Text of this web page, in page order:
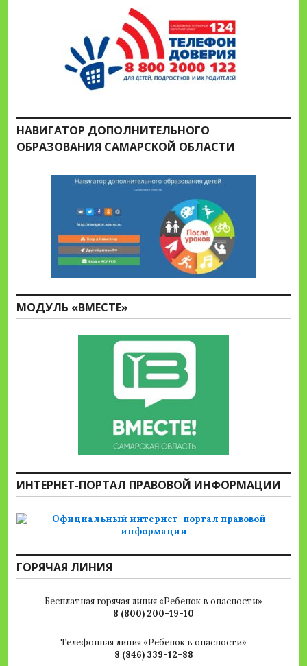
НАВИГАТОР ДОПОЛНИТЕЛЬНОГО
ОБРАЗОВАНИЯ САМАРСКОЙ ОБЛАСТИ
МОДУЛЬ «ВМЕСТЕ»
ИНТЕРНЕТ-ПОРТАЛ ПРАВОВОЙ ИНФОРМАЦИИ
ГОРЯЧАЯ ЛИНИЯ
Бесплатная горячая линия «Ребенок в опасности»
8 (800) 200-19-10
Телефонная линия «Ребенок в опасности»
8 (846) 339-12-88